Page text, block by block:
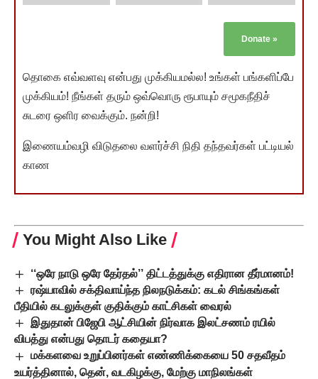
Donate »
தொகை எவ்வளவு என்பது முக்கியமல்ல! உங்கள் பங்களிப்பே
முக்கியம்! நீங்கள் தரும் ஒவ்வொரு ரூபாயும் சமூகநீதிச்
சுடரை ஒளிர வைக்கும். நன்றி!
இணையம்வழி விடுதலை வளர்ச்சி நிதி தந்தவர்கள் பட்டியல்
காண
You Might Also Like
‘‘ஒரே நாடு ஒரே தேர்தல்’’ திட்டத்துக்கு எதிரான தீர்மானம்!
ரஷ்யாவில் சக்திவாய்ந்த நிலநடுக்கம்: கடல் சிங்கங்கள்
பீதியில் கடலுக்குள் குதிக்கும் காட்சிகள் வைரல்
இதுதான் பிஜேபி ஆட்சியின் நிர்வாக இலட்சணம் ரயில்
விபத்து என்பது தொடர் கதையா?
மக்களவை உறுப்பினர்கள் எண்ணிக்கையை 50 சதவீதம்
உயர்த்தினால், தென், வடகிழக்கு, மேற்கு மாநிலங்கள்